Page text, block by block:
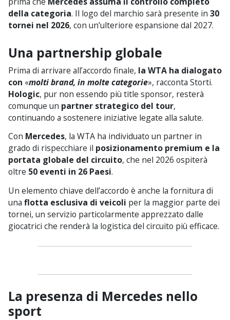
della categoria. Il logo del marchio sarà presente in 30
tornei nel 2026, con un’ulteriore espansione dal 2027.
Una partnership globale
Prima di arrivare all’accordo finale, la WTA ha dialogato
con «molti brand, in molte categorie», racconta Storti.
Hologic, pur non essendo più title sponsor, resterà
comunque un partner strategico del tour,
continuando a sostenere iniziative legate alla salute.
Con Mercedes, la WTA ha individuato un partner in
grado di rispecchiare il posizionamento premium e la
portata globale del circuito, che nel 2026 ospiterà
oltre 50 eventi in 26 Paesi.
Un elemento chiave dell’accordo è anche la fornitura di
una flotta esclusiva di veicoli per la maggior parte dei
tornei, un servizio particolarmente apprezzato dalle
giocatrici che renderà la logistica del circuito più efficace.
La presenza di Mercedes nello
sport